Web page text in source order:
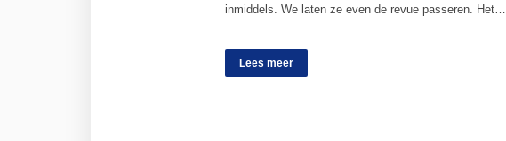
inmiddels. We laten ze even de revue passeren. Het…
Lees meer